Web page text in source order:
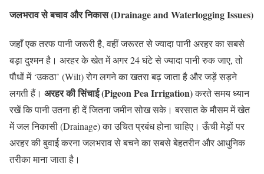
जलभराव से बचाव और निकास (Drainage and Waterlogging Issues)
जहाँ एक तरफ पानी जरूरी है, वहीं जरूरत से ज्यादा पानी अरहर का सबसे
बड़ा दुश्मन है। अरहर के खेत में अगर 24 घंटे से ज्यादा पानी रुक जाए, तो
पौधों में ‘उकठा’ (Wilt) रोग लगने का खतरा बढ़ जाता है और जड़ें सड़ने
लगती हैं। अरहर की सिंचाई (Pigeon Pea Irrigation)करते समय ध्यान
रखें कि पानी उतना ही दें जितना जमीन सोख सके। बरसात के मौसम में खेत
में जल निकासी (Drainage) का उचित प्रबंध होना चाहिए। ऊँची मेड़ों पर
अरहर की बुवाई करना जलभराव से बचने का सबसे बेहतरीन और आधुनिक
तरीका माना जाता है।